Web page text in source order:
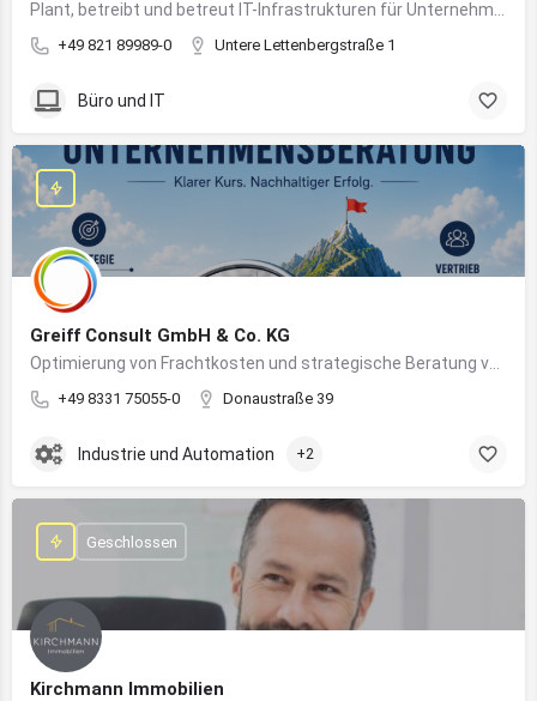
+49 821 89989-0 Untere Lettenbergstraße 1
Büro und IT
Greiff Consult GmbH & Co. KG
+49 8331 75055-0 Donaustraße 39
Industrie und Automation +2
Kirchmann Immobilien
Geschlossen